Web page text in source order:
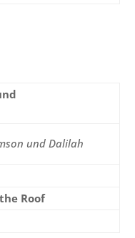
und Dalilah
Roof